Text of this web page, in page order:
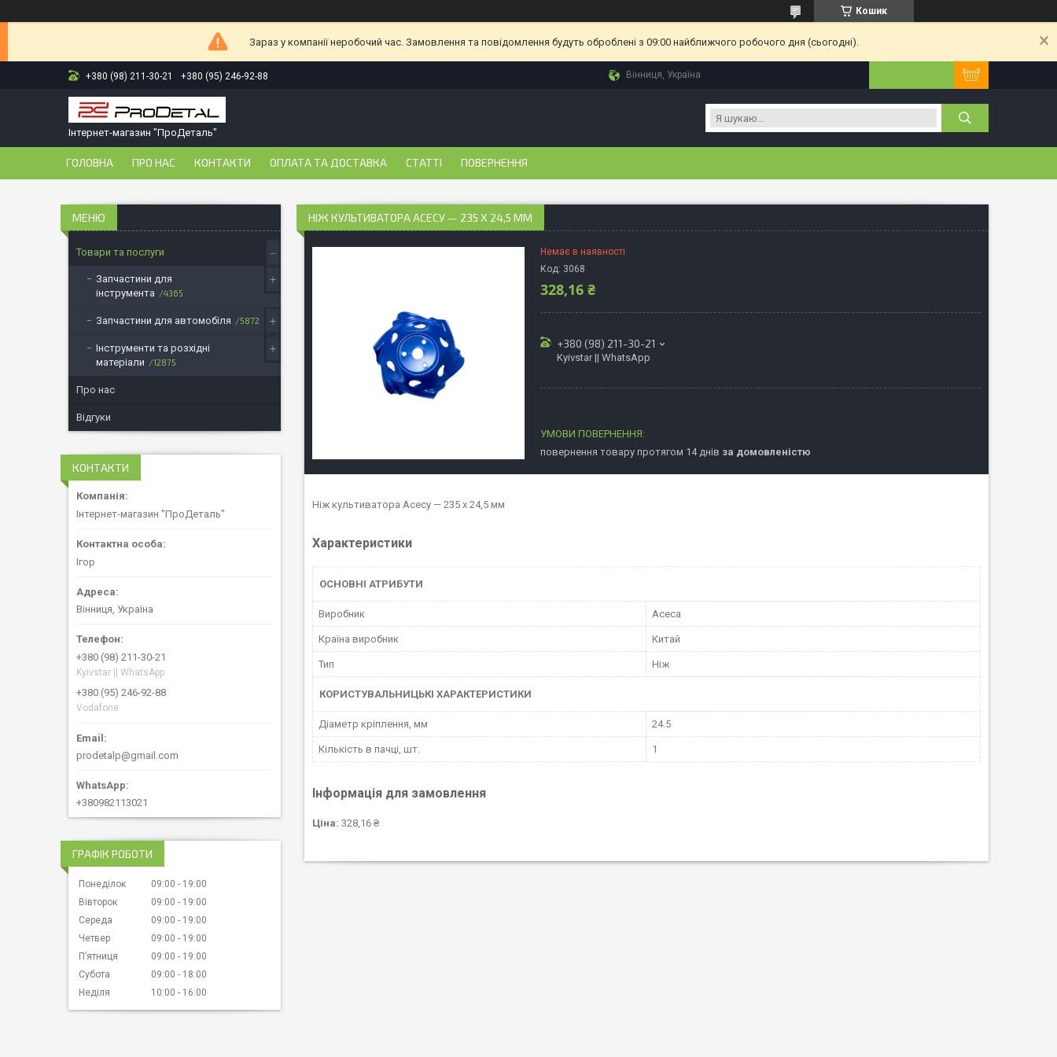
Кошик
Зараз у компанії неробочий час. Замовлення та повідомлення будуть оброблені з 09:00 найближчого робочого дня (сьогодні).
+380 (98) 211-30-21 +380 (95) 246-92-88 Вінниця, Україна
Інтернет-магазин "ПроДеталь"
ГОЛОВНА ПРО НАС КОНТАКТИ ОПЛАТА ТА ДОСТАВКА СТАТТІ ПОВЕРНЕННЯ
НІЖ КУЛЬТИВАТОРА АСЕСУ — 235 X 24,5 ММ
Немає в наявності
Код: 3068
328,16 ₴
+380 (98) 211-30-21
Kyivstar || WhatsApp
повернення товару протягом 14 днів за домовленістю
Ніж культиватора Асесу — 235 x 24,5 мм
Характеристики
ОСНОВНІ АТРИБУТИ
Виробник Асеса
Країна виробник Китай
Тип Ніж
КОРИСТУВАЛЬНИЦЬКІ ХАРАКТЕРИСТИКИ
Діаметр кріплення, мм 24.5
Кількість в пачці, шт. 1
Інформація для замовлення
Ціна: 328,16 ₴
Товари та послуги
Запчастини для
інструмента
4365
Запчастини для автомобіля 5872
Інструменти та розхідні
матеріали
12875
Про нас
Відгуки
КОНТАКТИ
Інтернет-магазин "ПроДеталь"
Ігор
Вінниця, Україна
+380 (98) 211-30-21
Kyivstar || WhatsApp
+380 (95) 246-92-88
Vodafone
prodetalp@gmail.com
+380982113021
ГРАФІК РОБОТИ
Понеділок 09:00
19:00
Вівторок
09:00
19:00
Середа
09:00
19:00
Четвер
09:00
19:00
Пʼятниця
09:00
19:00
Субота
09:00
18:00
Неділя
10:00 16:00